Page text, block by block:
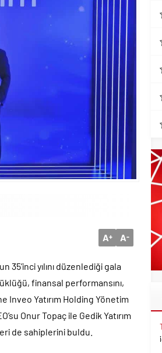
A+ A-
35’inci yılını düzenlediği gala
finansal performansını,
Yatırım Holding Yönetim
Onur Topaç ile Gedik Yatırım
de sahiplerini buldu.